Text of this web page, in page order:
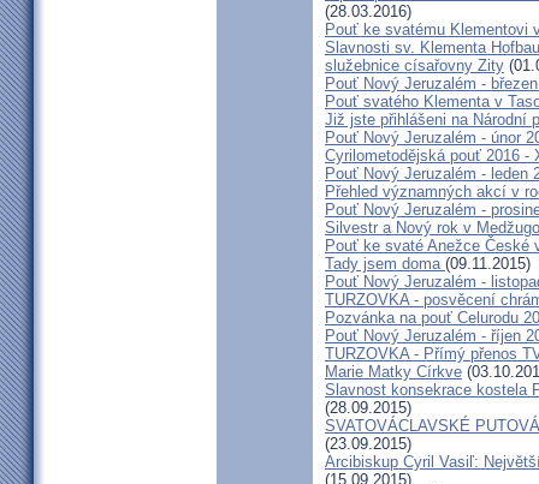
(28.03.2016)
Pouť ke svatému Klementovi
Slavnosti sv. Klementa
služebnice císařovny Zity
Pouť Nový Jeruzalém -
Pouť svatého Klementa v
Již jste přihlášeni na Národní
Pouť Nový Jeruzalém - únor
Cyrilometodějská pouť 2016 -
Pouť Nový Jeruzalém - leden
Přehled významných akcí v
Pouť Nový Jeruzalém -
Silvestr a Nový rok v
Pouť ke svaté Anežce České
Tady jsem doma (09.11.2015)
Pouť Nový Jeruzalém -
TURZOVKA - posvěcení
Pozvánka na pouť Celurodu
Pouť Nový Jeruzalém - říjen
TURZOVKA - Přímý přenos
Marie Matky Církve
Slavnost konsekrace kostela
(28.09.2015)
SVATOVÁCLAVSKÉ
(23.09.2015)
Arcibiskup Cyril Vasiľ:
(15.09.2015)